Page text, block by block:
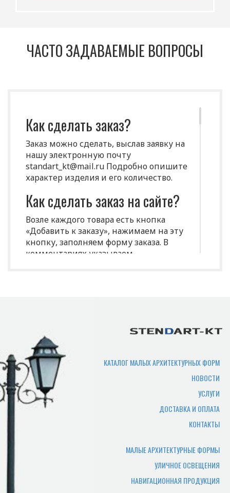
ЧАСТО ЗАДАВАЕМЫЕ ВОПРОСЫ
Как сделать заказ?
Заказ можно сделать, выслав заявку на
нашу электронную почту
standart_kt@mail.ru Подробно опишите
характер изделия и его количество.
Как сделать заказ на сайте?
Возле каждого товара есть кнопка
«Добавить к заказу», нажимаем на эту
кнопку, заполняем форму заказа. В
комментариях указываем
Срок производства продукции зависит
от нужного количества изделий,
сложности изготовления,
загруженности производства. В
среднем составляет 7-10 рабочих дней.
Где можно самому забрать
производства, или по адресу офиса.
Какие документы нужны
чтобы забрать заказ
КАТАЛОГ МАЛЫХ АРХИТЕКТУРНЫХ ФОРМ
НОВОСТИ
УСЛУГИ
ДОСТАВКА И ОПЛАТА
КОНТАКТЫ
МАЛЫЕ АРХИТЕКТУРНЫЕ ФОРМЫ
УЛИЧНОЕ ОСВЕЩЕНИЯ
НАВИГАЦИОННАЯ ПРОДУКЦИЯ